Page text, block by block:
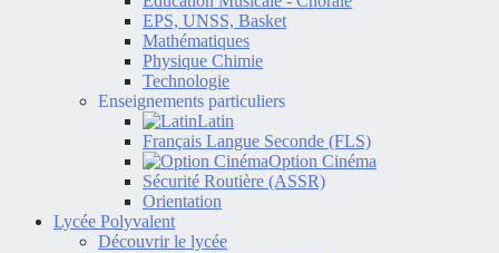
EPS, UNSS, Basket
Mathématiques
Physique Chimie
Technologie
Enseignements particuliers
Latin
Français Langue Seconde (FLS)
Option Cinéma
Sécurité Routière (ASSR)
Orientation
Lycée Polyvalent
Découvrir le lycée